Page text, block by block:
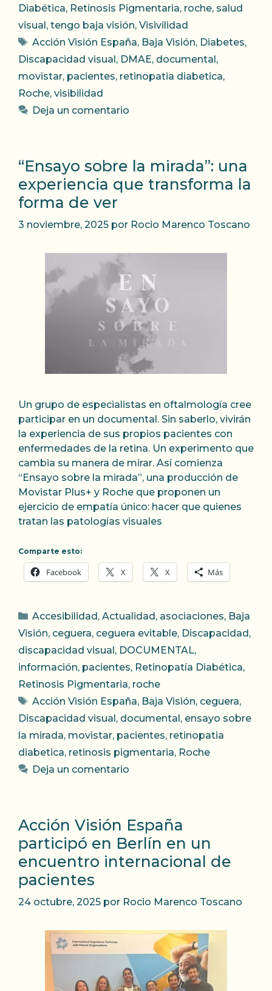
Diabética, Retinosis Pigmentaria, roche, salud
visual , tengo baja visión, Visivilidad
Etiquetas
Acción Visión España, Baja Visión, Diabetes,
Discapacidad visual , DMAE, documental ,
movistar, pacientes, retinopatia diabetica,
Roche, visibilidad
Deja un comentario
“Ensayo sobre la mirada”: una
experiencia que transforma la
forma de ver
3 noviembre, 2025 por Rocio Marenco Toscano
Un grupo de especialistas en oftalmología cree
participar en un documental. Sin saberlo, vivirán
la experiencia de sus propios pacientes con
enfermedades de la retina. Un experimento que
cambia su manera de mirar. Así comienza
“Ensayo sobre la mirada”, una producción de
Movistar Plus+ y Roche que proponen un
ejercicio de empatía único: hacer que quienes
tratan las patologías visuales
Comparte esto:
Facebook X X Más
Categorías
Accesibilidad , Actualidad , asociaciones, Baja
Visión, ceguera, ceguera evitable, Discapacidad ,
discapacidad visual , DOCUMENTAL,
información, pacientes, Retinopatía Diabética,
Retinosis Pigmentaria, roche
Etiquetas
Acción Visión España, Baja Visión, ceguera,
Discapacidad visual , documental , ensayo sobre
la mirada, movistar, pacientes, retinopatia
diabetica, retinosis pigmentaria, Roche
Deja un comentario
Acción Visión España
participó en Berlín en un
encuentro internacional de
pacientes
24 octubre, 2025 por Rocio Marenco Toscano